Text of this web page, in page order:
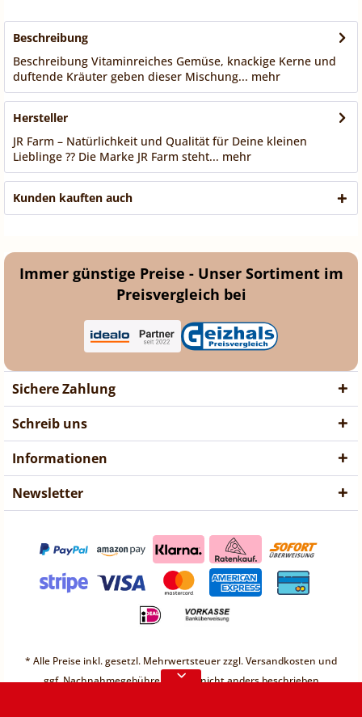
Vorübergehend sind keine
Bestellungen möglich.
Beschreibung
Beschreibung Vitaminreiches Gemüse, knackige Kerne und
duftende Kräuter geben dieser Mischung... mehr
Hersteller
JR Farm – Natürlichkeit und Qualität für Deine kleinen
Lieblinge ?? Die Marke JR Farm steht... mehr
Kunden kauften auch
Immer günstige Preise - Unser Sortiment im
Preisvergleich bei
Sichere Zahlung
Schreib uns
Informationen
Newsletter
* Alle Preise inkl. gesetzl. Mehrwertsteuer zzgl.Versandkosten und
ggf. Nachnahmegebühren, wenn nicht anders beschrieben